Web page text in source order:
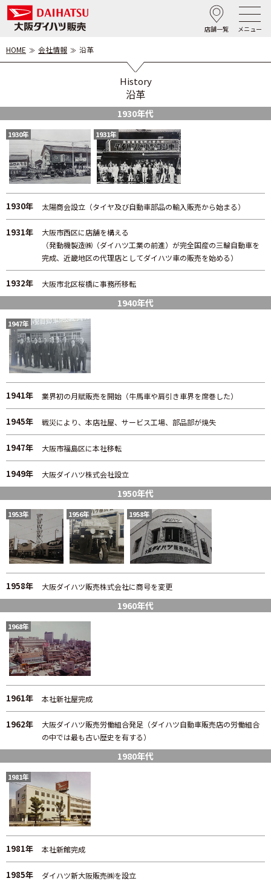
店舗一覧 メニュー
HOME 会社情報 沿革
History
沿革
1930年代
1930年 1931年
1930年 太陽商会設立（タイヤ及び自動車部品の輸入販売から始まる）
1931年
大阪市西区に店舗を構える
（発動機製造㈱（ダイハツ工業の前進）が完全国産の三輪自動車を
完成、 近畿地区の代理店としてダイハツ車の販売を始める）
1932年 大阪市北区桜橋に事務所移転
1940年代
1947年
1941年 業界初の月賦販売を開始（牛馬車や肩引き車界を席巻した）
1945年 戦災により、本店社屋、サービス工場、部品部が焼失
1947年 大阪市福島区に本社移転
1949年 大阪ダイハツ株式会社設立
1950年代
1953年 1956年 1958年
1958年 大阪ダイハツ販売株式会社に商号を変更
1960年代
1968年
1961年 本社新社屋完成
1962年
大阪ダイハツ販売労働組合発足（ダイハツ自動車販売店の労働組合
の中では最も古い歴史を有する）
1980年代
1981年
1981年 本社新館完成
1985年 ダイハツ新大阪販売㈱を設立